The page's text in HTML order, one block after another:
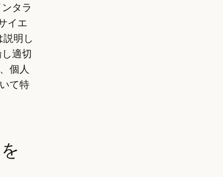
タラ
イエ
明し
適切
個人
て特